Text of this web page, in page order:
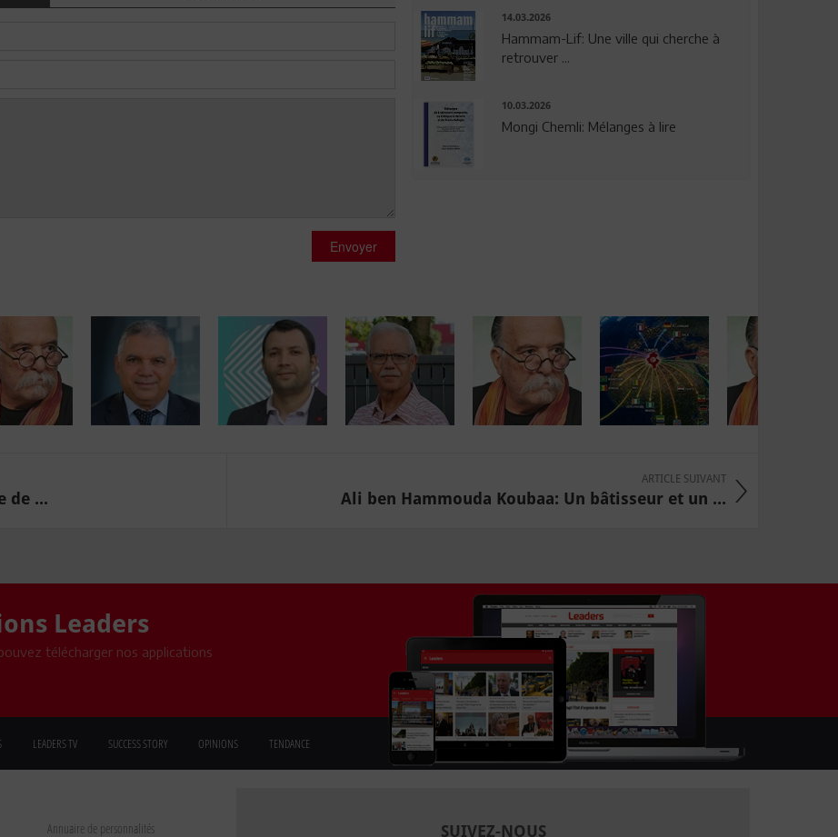
Envoyer
14.03.2026
Hammam-Lif: Une ville qui cherche à
retrouver ...
10.03.2026
Mongi Chemli: Mélanges à lire
de ...
ARTICLE SUIVANT
Ali ben Hammouda Koubaa: Un bâtisseur et un ...
Leaders
télécharger nos applications
LEADERS TV SUCCESS STORY OPINIONS TENDANCE
Annuaire de personnalités SUIVEZ-NOUS